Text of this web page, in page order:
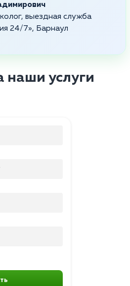
выездная служба
24/7», Барнаул
наши услуги